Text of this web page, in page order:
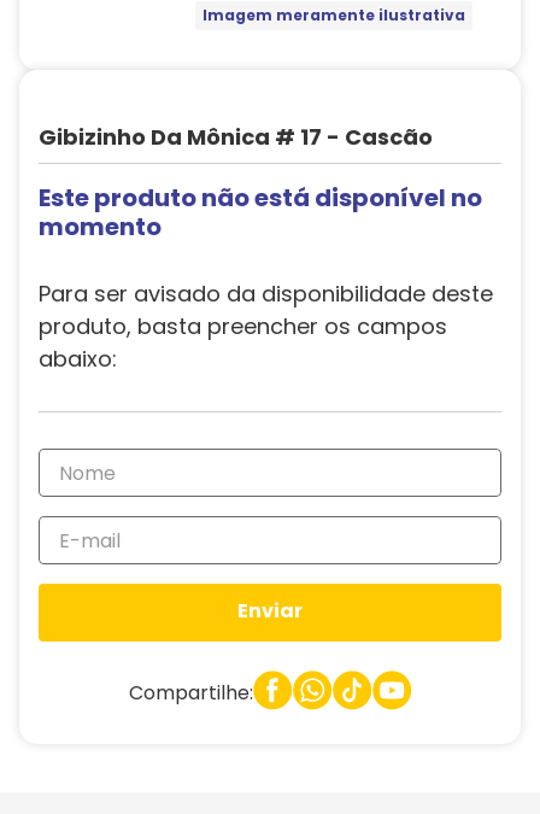
Imagem meramente ilustrativa
Gibizinho Da Mônica # 17 - Cascão
Este produto não está disponível no
momento
Para ser avisado da disponibilidade deste
produto, basta preencher os campos
abaixo:
Enviar
Compartilhe: